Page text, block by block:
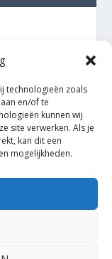
technologieën zoals
en/of te
kunnen wij
site verwerken. Als je
kan dit een
mogelijkheden.